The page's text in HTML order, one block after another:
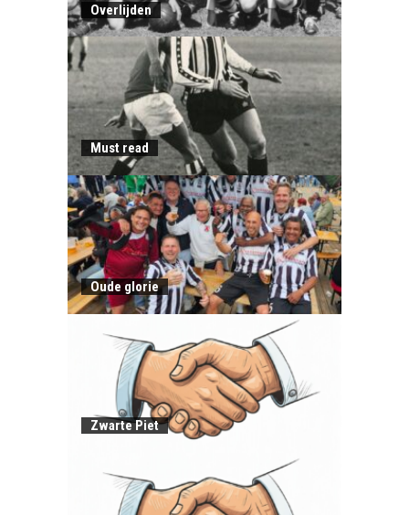
Overlijden
Must read
Oude glorie
Zwarte Piet